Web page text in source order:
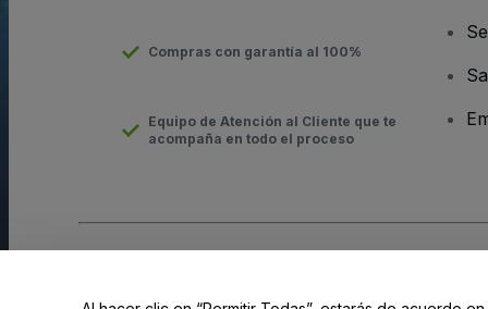
Compras con garantía al 100%
Equipo de Atención al Cliente que te
acompaña en todo el proceso